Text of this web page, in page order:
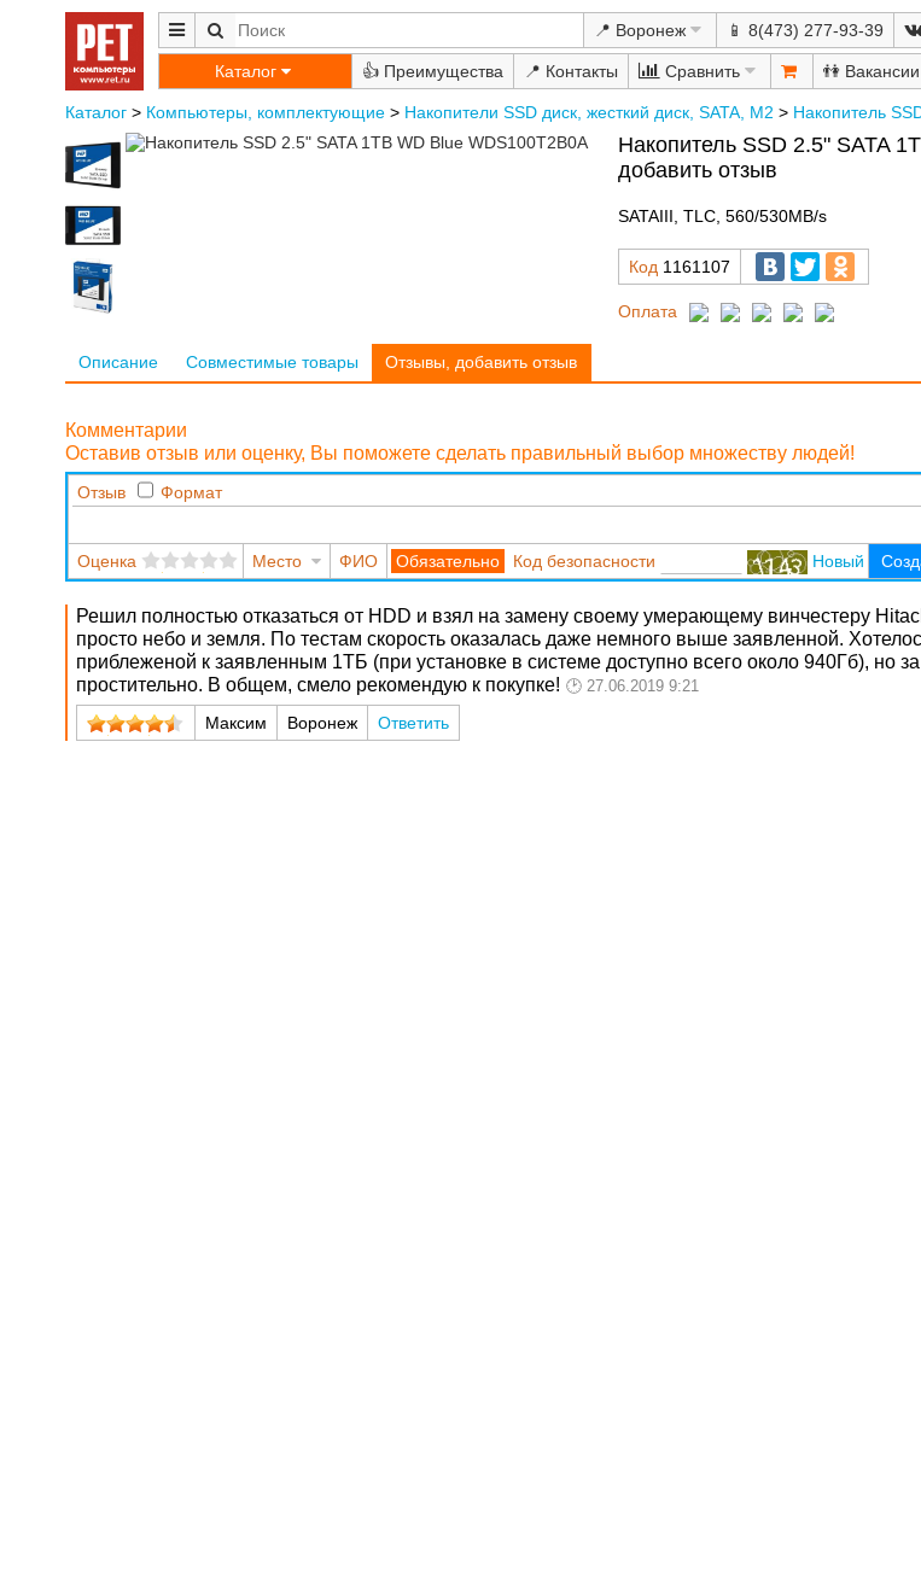
📍 Воронеж 📱 8(473) 277-93-39
Каталог 👍 📍 Сравнить 👫
Каталог> Компьютеры, комплектующие> Накопители SSD диск, жесткий диск, SATA, M2 > Накопитель
Накопитель SSD 2.5" SATA
добавить отзыв
SATAIII, TLC, 560/530MB/s
Код 1161107
Оплата
Описание Совместимые товары Отзывы, добавить отзыв
Комментарии
Оставив отзыв или оценку, Вы поможете сделать правильный выбор множеству людей!
Отзыв Формат
Оценка Место ФИО Код безопасности Новый
Решил полностью отказаться от HDD и взял на замену своему умерающему винчестеру
просто небо и земля. По тестам скорость оказалась даже немного выше заявленной.
приблеженой к заявленным 1ТБ (при установке в системе доступно всего около 940Гб), но
простительно. В общем, смело рекомендую к покупке!
27.06.2019 9:21
Максим Воронеж Ответить